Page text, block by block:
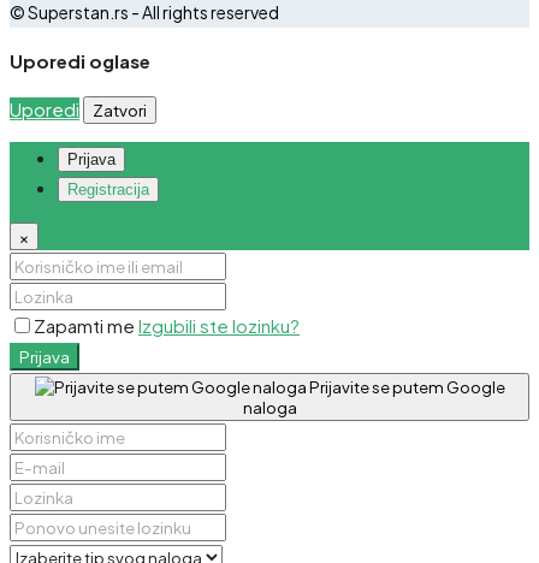
© Superstan.rs - All rights reserved
Uporedi oglase
Uporedi Zatvori
Prijava
Registracija
×
Zapamti me Izgubili ste lozinku?
Prijava
Prijavite se putem Google
naloga